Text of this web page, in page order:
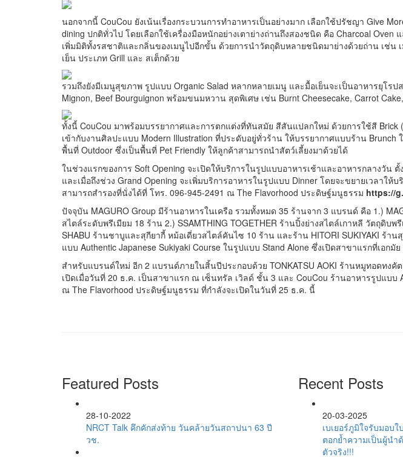
นอกจากนี้ CouCou ยังเน้นเรื่องกระบวนการทำอาหารเป็นอย่างมาก เลือกใช้ปรัชญา Give
dining ปกติทั่วไป โดยเลือกใช้เครื่องมือหนักอย่างเตาย่างถ่านถึงสองชนิด คือ Charcoal Oven
เพิ่มมิติทั้งรสชาติและกลิ่นของเมนูไปอีกขั้น ด้วยการนำวัตถุดิบหลายชนิดมาย่างด้วยถ่าน เช่น
เย็น ประเภท Grill และ สเต็กด้วย
รวมถึงยังมีเมนูสุขภาพ รูปแบบ Organic Salad หลากหลายเมนู และมื้อเย็นจะเป็นอาหารยุโรป
Mignon, Beef Bourguignon พร้อมขนมหวาน สุดพิเศษ เช่น Burnt Cheesecake, Carrot
ทั้งนี้ CouCou มาพร้อมบรรยากาศและการตกแต่งที่ทันสมัย สีสันแปลกใหม่ ด้วยการใช้สี
เข้ากับงานศิลปะแบบ Modern Illustration ที่ประดับอยู่ทั่วร้าน ให้บรรยากาศแบบร้าน Brunch
พื้นที่ Outdoor ซึ่งเป็นพื้นที่ Pet Friendly ให้ลูกค้าสามารถนำสัตว์เลี้ยงมาด้วยได้
ในช่วงแรกของการ Soft Opening จะเปิดให้บริการในรูปแบบอาหารเช้าและอาหารกลางวัน ตั้
และเมื่อถึงช่วง Grand Opening จะเพิ่มบริการอาหารในรูปแบบ Dinner โดยจะขยายเวลาให้บ
สามารถสำรองที่นั่งได้ที่ โทร. 096-945-2491 ณ The Flavorhood ประดิษฐ์มนูธรรม https://
ปัจจุบัน MAGURO Group มีร้านอาหารในเครือ รวมทั้งหมด 35 ร้านจาก 3 แบรนด์ คือ 1.)
สไตล์ระดับพรีเมียม 18 ร้าน 2.) SSAMTHING TOGETHER ร้านปิ้งย่างสไตล์เกาหลี วัตถุดิบพ
SHABU ร้านชาบูและสุกียากี้ หม้อเดี่ยวสไตล์คันไซ 10 ร้าน และร้าน HITORI SUKIYAKI ร้า
แบบ Authentic Japanese Sukiyaki Course ในรูปแบบ Stand Alone ซึ่งเปิดสาขาแรกที่เอกมัย
สำหรับแบรนด์ใหม่ อีก 2 แบรนด์ภายในสิ้นปีประกอบด้วย TONKATSU AOKI ร้านหมูทอดทง
เปิดเมื่อวันที่ 20 ธ.ค. เป็นสาขาแรก ณ เซ็นทรัล เวิลด์ ชั้น 3 และ CouCou ร้านอาหารรูปแบบ
ณ The Flavorhood ประดิษฐ์มนูธรรม ที่กำลังจะเปิดในวันที่ 25 ธ.ค. นี้
Featured Posts
28-10-2022
NRCT Talk คึกคักส่งท้าย วันคล้ายวันสถาปนา 63 ปี
วช.
Recent Posts
20-03-2025
เบเยอร์ภูมิใจรับมอบ
ตอกย้ำความเป็นผู้น
ตัวจริง!!!